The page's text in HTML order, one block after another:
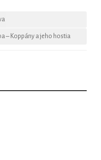
– Koppány a jeho hostia